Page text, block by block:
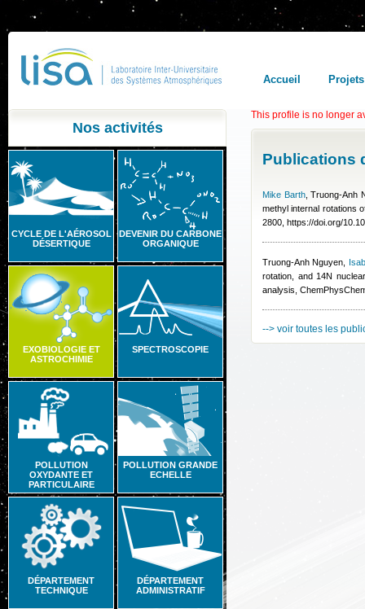
Accueil Projets
Nos activités
CYCLE DE L'AÉROSOL
DÉSERTIQUE
DEVENIR DU CARBONE
ORGANIQUE
EXOBIOLOGIE ET
ASTROCHIMIE
SPECTROSCOPIE
POLLUTION
OXYDANTE ET
PARTICULAIRE
POLLUTION GRANDE
ECHELLE
DÉPARTEMENT
TECHNIQUE
DÉPARTEMENT
ADMINISTRATIF
This profile is no longer
Publications
Mike Barth,Truong-Anh
methyl internal rotations
2800, https://doi.org/
Truong-Anh Nguyen
rotation, and 14N
analysis,
--> voir toutes les